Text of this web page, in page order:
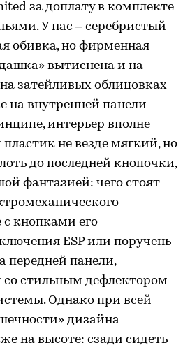
за доплату в комплекте
У нас – серебристый
обивка, но фирменная
вытиснена и на
затейливых облицовках
на внутренней панели
интерьер вполне
не везде мягкий, но
до последней кнопочки,
фантазией: чего стоят
с кнопками его
ESP или поручень
передней панели,
стильным дефлектором
Однако при всей
дизайна
на высоте: сзади сидеть